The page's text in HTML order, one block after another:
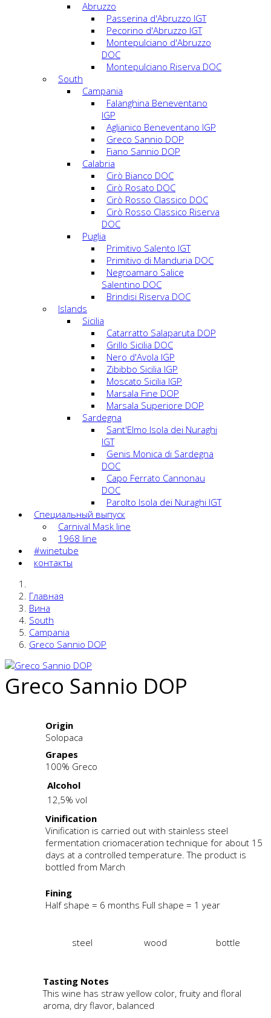
Abruzzo
Passerina d'Abruzzo IGT
Pecorino d'Abruzzo IGT
Montepulciano d'Abruzzo
DOC
Montepulciano Riserva DOC
South
Campania
Falanghina Beneventano
IGP
Aglianico Beneventano IGP
Greco Sannio DOP
Fiano Sannio DOP
Calabria
Cirò Bianco DOC
Cirò Rosato DOC
Cirò Rosso Classico DOC
Cirò Rosso Classico Riserva
DOC
Puglia
Primitivo Salento IGT
Primitivo di Manduria DOC
Negroamaro Salice
Salentino DOC
Brindisi Riserva DOC
Islands
Sicilia
Catarratto Salaparuta DOP
Grillo Sicilia DOC
Nero d'Avola IGP
Zibibbo Sicilia IGP
Moscato Sicilia IGP
Marsala Fine DOP
Marsala Superiore DOP
Sardegna
Sant'Elmo Isola dei Nuraghi
IGT
Genis Monica di Sardegna
DOC
Capo Ferrato Cannonau
DOC
Parolto Isola dei Nuraghi IGT
Специальный выпуск
Carnival Mask line
1968 line
#winetube
контакты
Главная
Вина
South
Campania
Greco Sannio DOP
Greco Sannio DOP
Origin
Solopaca
Grapes
100% Greco
Alcohol
12,5% vol
Vinification
Vinification is carried out with stainless steel
fermentation criomaceration technique for about 15
days at a controlled temperature. The product is
bottled from March
Fining
Half shape = 6 months Full shape = 1 year
steel wood bottle
Tasting Notes
This wine has straw yellow color, fruity and floral
aroma, dry flavor, balanced